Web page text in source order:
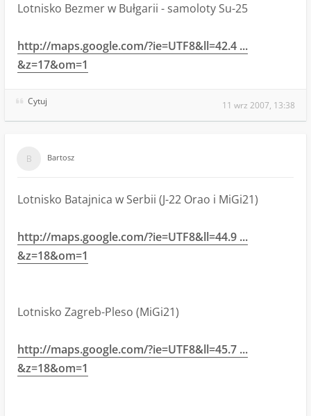
Lotnisko Bezmer w Bułgarii - samoloty Su-25
http://maps.google.com/?ie=UTF8&ll=42.4 ...
&z=17&om=1
Cytuj 11 wrz 2007, 13:38
Bartosz
Lotnisko Batajnica w Serbii (J-22 Orao i MiGi21)
http://maps.google.com/?ie=UTF8&ll=44.9 ...
&z=18&om=1
Lotnisko Zagreb-Pleso (MiGi21)
http://maps.google.com/?ie=UTF8&ll=45.7 ...
&z=18&om=1